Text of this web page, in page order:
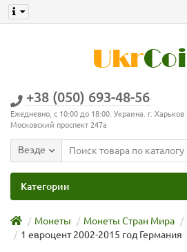
+38 (050) 693-48-56
Ежедневно, с 10:00 до 18:00. Украина. г. Харьков
Московский проспект 247а
Везде
Категории
Монеты Монеты Стран Мира
1 евроцент 2002-2015 год Германия